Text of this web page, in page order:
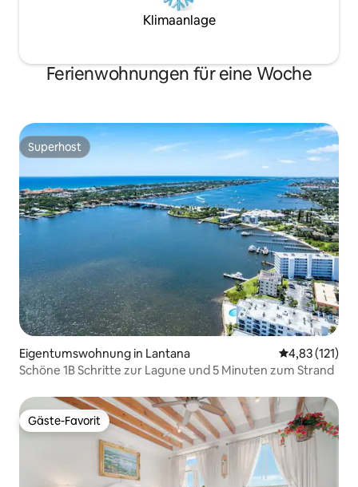
Klimaanlage
Ferienwohnungen für eine Woche
Superhost
Superhost
Eigentumswohnung in Lantana
4,83 (121)
Schöne 1B Schritte zur Lagune und 5 Minuten zum Strand
Gäste-Favorit
Gäste-Favorit